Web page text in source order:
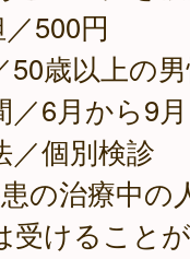
500円
歳以上の
6月から9月
個別検診
の治療中の
受けること